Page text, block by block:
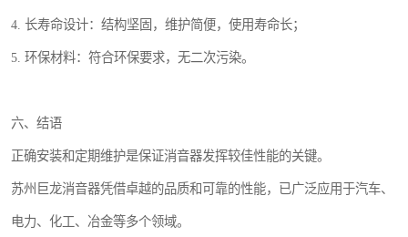
4. 长寿命设计：结构坚固，维护简便，使用寿命长；
5. 环保材料：符合环保要求，无二次污染。
六、结语
正确安装和定期维护是保证消音器发挥较佳性能的关键。
苏州巨龙消音器凭借卓越的品质和可靠的性能，已广泛应用于汽车、
电力、化工、冶金等多个领域。